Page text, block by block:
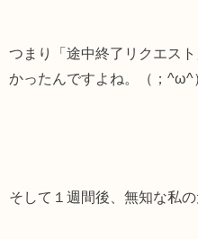
つまり「途中終了リクエス
かったんですよね。
（；^ω^
そして１週間後、無知な私